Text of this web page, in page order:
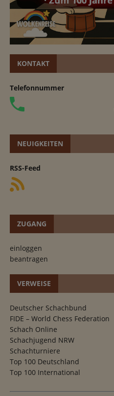
KONTAKT
Telefonnummer
NEUIGKEITEN
RSS-Feed
ZUGANG
einloggen
beantragen
VERWEISE
Deutscher Schachbund
FIDE – World Chess Federation
Schach Online
Schachjugend NRW
Schachturniere
Top 100 Deutschland
Top 100 International